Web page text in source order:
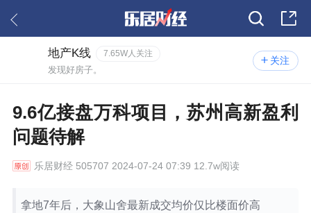
关注
地产K线 7.65W人关注
发现好房子。
9.6亿接盘万科项目，苏州高新盈利
问题待解
乐居财经505707 2024-07-24 07:39 12.7w阅读
拿地7年后，大象山舍最新成交均价仅比楼面价高